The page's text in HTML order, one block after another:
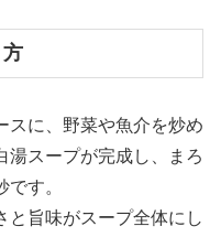
スに、野菜や魚介を炒め
湯スープが完成し、まろ
す。
と旨味がスープ全体にし